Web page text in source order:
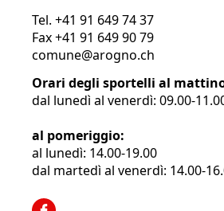
Tel.+41 91 649 74 37
Fax+41 91 649 90 79
comune@arogno.ch
Orari degli sportelli al
dal lunedì al venerdì: 09.00-
al pomeriggio:
al lunedì: 14.00-19.00
dal martedì al venerdì: 14.00-